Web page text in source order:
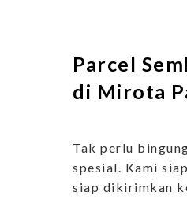
Parcel
di Mirota
Tak perlu
spesial. Kami
siap dikirimkan